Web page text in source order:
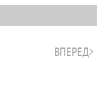
ВПЕРЕД